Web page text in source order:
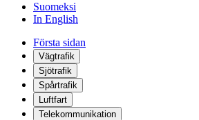
Suomeksi
In English
Första sidan
Vägtrafik
Sjötrafik
Spårtrafik
Luftfart
Telekommunikation